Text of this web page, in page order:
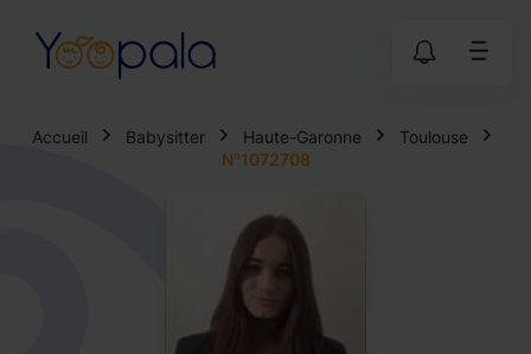
Accueil Babysitter Haute-Garonne
Toulouse
N°1072708